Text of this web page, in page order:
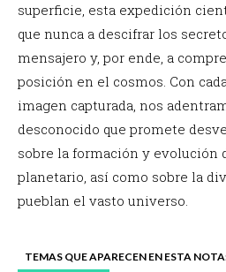
superficie, esta expedición
que nunca a descifrar los
mensajero y, por ende, a
posición en el cosmos. Con
imagen capturada, nos
desconocido que promete
sobre la formación y evolución
planetario, así como sobre la
pueblan el vasto universo.
TEMAS QUE APARECEN EN ESTA